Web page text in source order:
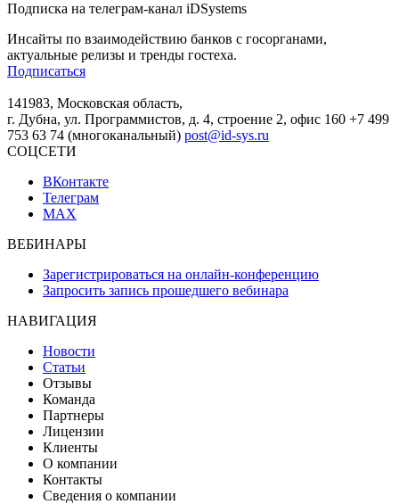
Подписка на телеграм-канал iDSystems
Инсайты по взаимодействию банков с госорганами,
актуальные релизы и тренды гостеха.
Подписаться
141983, Московская область,
г. Дубна, ул. Программистов, д. 4, строение 2, офис 160 +7 499
753 63 74 (многоканальный) post@id-sys.ru
СОЦСЕТИ
ВКонтакте
Телеграм
MAX
ВЕБИНАРЫ
Зарегистрироваться на онлайн-конференцию
Запросить запись прошедшего вебинара
НАВИГАЦИЯ
Новости
Статьи
Отзывы
Команда
Партнеры
Лицензии
Клиенты
О компании
Контакты
Сведения о компании